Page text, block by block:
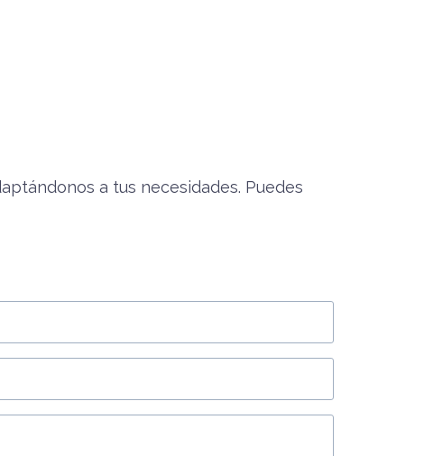
a tus necesidades. Puedes